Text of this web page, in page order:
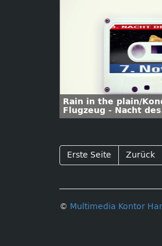
Rain in the plain/
Flugzeug - Nacht
Erste Seite Zurück
© Multimedia Kontor